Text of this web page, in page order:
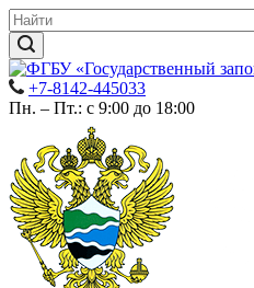
+7-8142-445033
Пн. – Пт.: с 9:00 до 18:00